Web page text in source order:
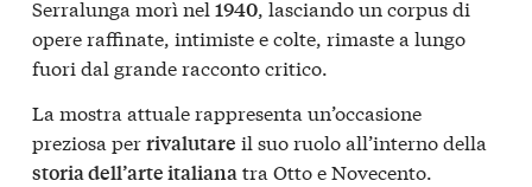
Serralunga morì nel 1940, lasciando un corpus di
opere raffinate, intimiste e colte, rimaste a lungo
fuori dal grande racconto critico.
La mostra attuale rappresenta un’occasione
preziosa perrivalutare il suo ruolo all’interno della
storia dell’arte italianatra Otto e Novecento.